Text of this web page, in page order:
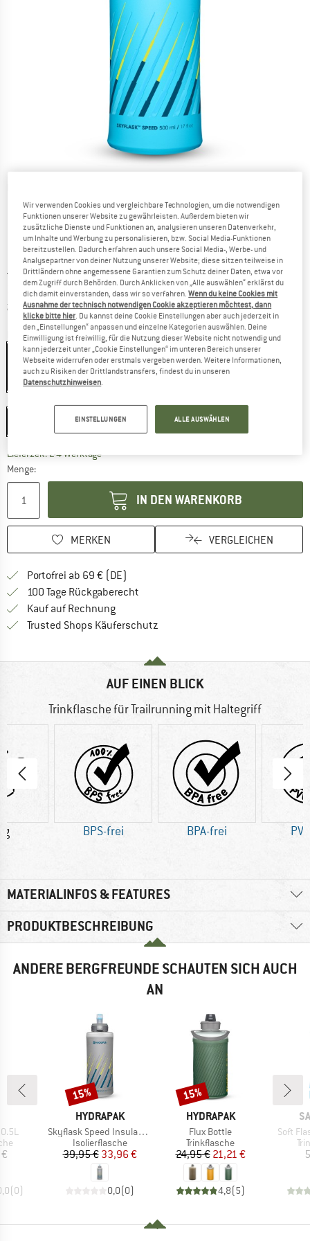
Ursprünglicher Preis :
29,95€
Preis:
25,46€ inkl. MwSt.
zzgl. VersandkostenInformationen zu den Versandkosten. Öffnet sich in
Farbe:Malibu Blue
15%
500 ml
Lieferzeit: 2-4 WerktageDer Link öffnet sich in einer Infobox und
Menge:
IN DEN WARENKORB
MERKEN VERGLEICHEN
Portofrei ab 69 € (DE)
100 Tage Rückgaberecht
Kauf auf RechnungFinde die Zahlungs-Infos hier! Öffnet
Trusted Shops Käuferschutz
AUF EINEN BLICK
Trinkflasche für Trailrunning mit Haltegriff
g BPS-frei BPA-frei
MATERIALINFOS & FEATURES
PRODUKTBESCHREIBUNG
ANDERE BERGFREUNDE SCHAUTEN SICH AUCH
AN
(0)
MARKE
HYDRAPAK
Artikel
Skyflask Speed Insulated V2
Produktgruppe
Isolierflasche
Preis
39,95 €reduzierter Preis
33,96 €
0,0(0)
Rabatt
15%
MARKE
HYDRAPAK
Artikel
Flux Bottle
Produktgruppe
Trinkflasche
Preis
24,95 €reduzierter Preis
21,21 €
4,8(5)
Rabatt
15%
Artikel
Soft
Wir verwenden Cookies und vergleichbare Technologien, um die notwendigen
Funktionen unserer Website zu gewährleisten. Außerdem bieten wir
zusätzliche Dienste und Funktionen an, analysieren unseren Datenverkehr,
um Inhalte und Werbung zu personalisieren, bzw. Social Media-Funktionen
bereitzustellen. Dadurch erfahren auch unsere Social Media-, Werbe- und
Analysepartner von deiner Nutzung unserer Website; diese sitzen teilweise in
Drittländern ohne angemessene Garantien zum Schutz deiner Daten, etwa vor
dem Zugriff durch Behörden. Durch Anklicken von „Alle auswählen“ erklärst du
dich damit einverstanden, dass wir so verfahren.Wenn du keine Cookies mit
Ausnahme der technisch notwendigen Cookie akzeptieren möchtest, dann
klicke bitte hier . Du kannst deine Cookie Einstellungen aber auch jederzeit in
den „Einstellungen“ anpassen und einzelne Kategorien auswählen. Deine
Einwilligung ist freiwillig, für die Nutzung dieser Website nicht notwendig und
kann jederzeit unter „Cookie Einstellungen“ im unteren Bereich unserer
Webseite widerrufen oder erstmals vergeben werden. Weitere Informationen,
auch zu Risiken der Drittlandstransfers, findest du in unseren
Datenschutzhinweisen
EINSTELLUNGEN ALLE AUSWÄHLEN